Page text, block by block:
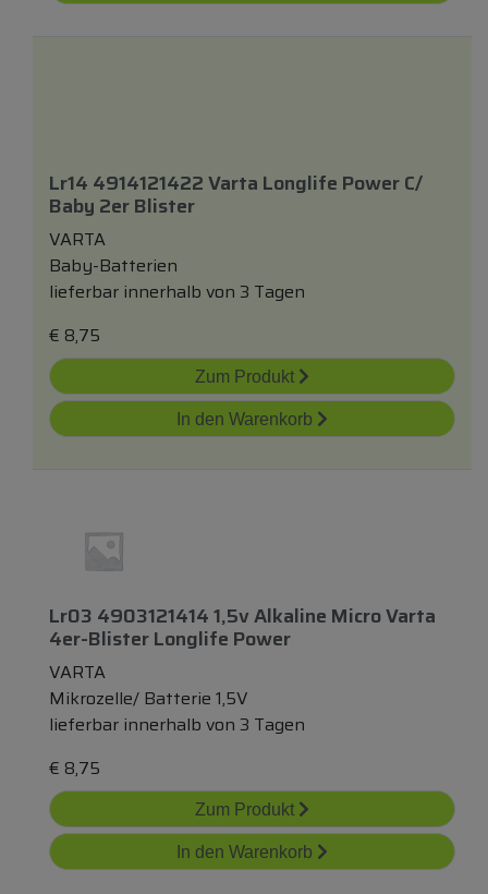
Lr14 4914121422 Varta Longlife Power C/
Baby 2er Blister
VARTA
Baby-Batterien
lieferbar innerhalb von 3 Tagen
€ 8,75
Zum Produkt
In den Warenkorb
Lr03 4903121414 1,5v Alkaline Micro Varta
4er-Blister Longlife Power
VARTA
Mikrozelle/ Batterie 1,5V
lieferbar innerhalb von 3 Tagen
€ 8,75
Zum Produkt
In den Warenkorb